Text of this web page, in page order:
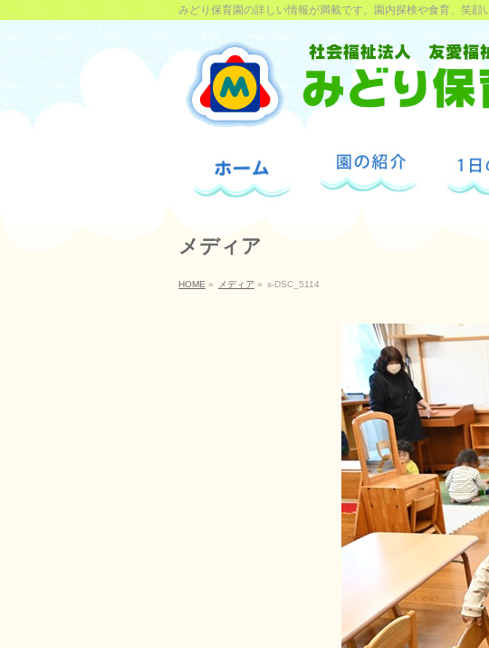
みどり保育園の詳しい情報が満載です。園内探検や食育、笑
メディア
HOME » メディア » s-DSC_5114